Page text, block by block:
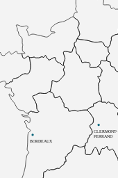
BORDEAUX
CLERMONT-
FERRAND